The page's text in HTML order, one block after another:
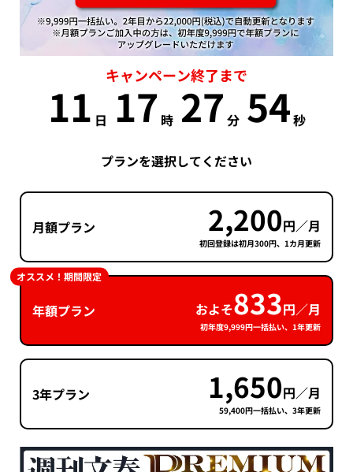
キャンペーン終了まで
11 日 17 時 27 分 54秒
プランを選択してください
月額プラン 2,200円／月
初回登録は初月300円、1カ月更新
年額プラン およそ833円／月
初年度9,999円一括払い、1年更新
オススメ！期間限定
3年プラン 1,650円／月
59,400円一括払い、3年更新